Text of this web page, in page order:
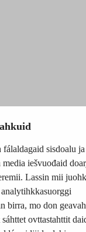
sisdoalu ja
media iešvuođaid
Lassin mii
birra, mo don
ovttastahttit